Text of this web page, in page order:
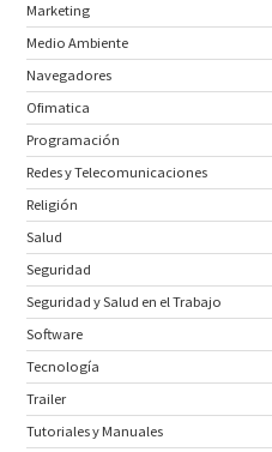
Marketing
Medio Ambiente
Navegadores
Ofimatica
Programación
Redes y Telecomunicaciones
Religión
Salud
Seguridad
Seguridad y Salud en el Trabajo
Software
Tecnología
Trailer
Tutoriales y Manuales